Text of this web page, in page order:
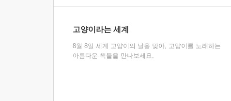
고양이라는 세계
8월 8일 세계 고양이의 날을 맞아, 고양이를 노래하는
아름다운 책들을 만나보세요.